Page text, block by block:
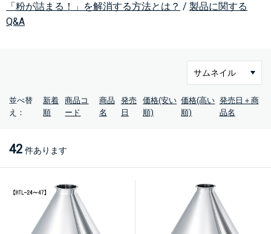
「粉が詰まる！」を解消する方法とは？ / 製品に関する
Q&A
並べ替
え：
新着
順
商品コ
ード
商品
名
発売
日
価格(安い
順)
価格(高い
順)
発売日＋商
品名
42 件あります